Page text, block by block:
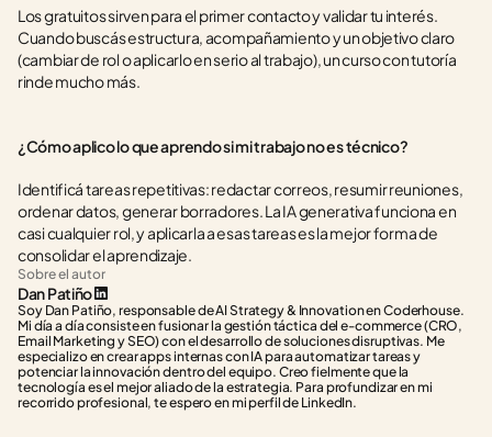
Los gratuitos sirven para el primer contacto y validar tu interés.
Cuando buscás estructura, acompañamiento y un objetivo claro
(cambiar de rol o aplicarlo en serio al trabajo), un curso con tutoría
rinde mucho más.
¿Cómo aplico lo que aprendo si mi trabajo no es técnico?
Identificá tareas repetitivas: redactar correos, resumir reuniones,
ordenar datos, generar borradores. La IA generativa funciona en
casi cualquier rol, y aplicarla a esas tareas es la mejor forma de
consolidar el aprendizaje.
Sobre el autor
Dan Patiño
Soy Dan Patiño, responsable de AI Strategy & Innovation en Coderhouse.
Mi día a día consiste en fusionar la gestión táctica del e-commerce (CRO,
Email Marketing y SEO) con el desarrollo de soluciones disruptivas. Me
especializo en crear apps internas con IA para automatizar tareas y
potenciar la innovación dentro del equipo. Creo fielmente que la
tecnología es el mejor aliado de la estrategia. Para profundizar en mi
recorrido profesional, te espero en mi perfil de LinkedIn.